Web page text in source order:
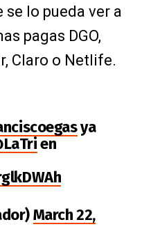
se lo pueda ver a
pagas DGO,
Claro o Netlife.
ya
en
March 22,